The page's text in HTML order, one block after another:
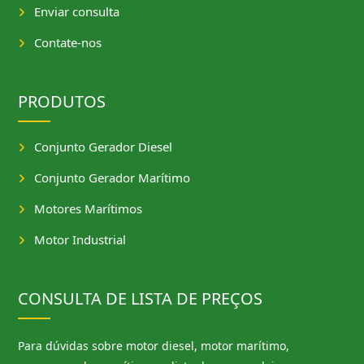
Enviar consulta
Contate-nos
PRODUTOS
Conjunto Gerador Diesel
Conjunto Gerador Marítimo
Motores Marítimos
Motor Industrial
CONSULTA DE LISTA DE PREÇOS
Para dúvidas sobre motor diesel, motor marítimo,